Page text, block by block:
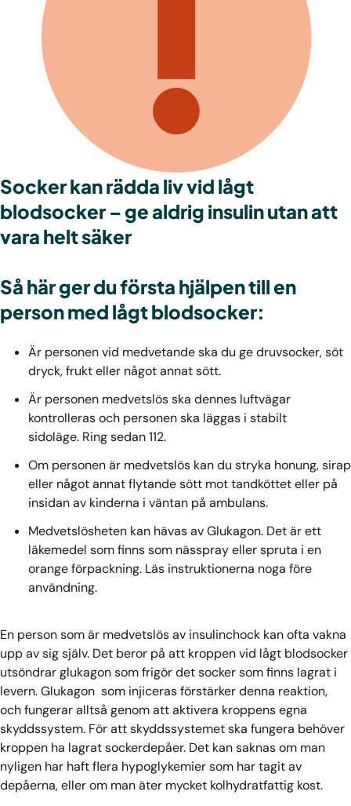
Socker kan rädda liv vid lågt
blodsocker – ge aldrig insulin utan att
vara helt säker
Så här ger du första hjälpen till en
person med lågt blodsocker:
Är personen vid medvetande ska du ge druvsocker, söt
dryck, frukt eller något annat sött.
Är personen medvetslös ska dennes luftvägar
kontrolleras och personen ska läggas i stabilt
sidoläge. Ring sedan 112.
Om personen är medvetslös kan du stryka honung, sirap
eller något annat flytande sött mot tandköttet eller på
insidan av kinderna i väntan på ambulans.
Medvetslösheten kan hävas av Glukagon. Det är ett
läkemedel som finns som nässpray eller spruta i en
orange förpackning. Läs instruktionerna noga före
användning.
En person som är medvetslös av insulinchock kan ofta vakna
upp av sig själv. Det beror på att kroppen vid lågt blodsocker
utsöndrar glukagon som frigör det socker som finns lagrat i
levern. Glukagon som injiceras förstärker denna reaktion,
och fungerar alltså genom att aktivera kroppens egna
skyddssystem. För att skyddssystemet ska fungera behöver
kroppen ha lagrat sockerdepåer. Det kan saknas om man
nyligen har haft flera hypoglykemier som har tagit av
depåerna, eller om man äter mycket kolhydratfattig kost.